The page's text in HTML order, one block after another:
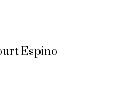
Espino